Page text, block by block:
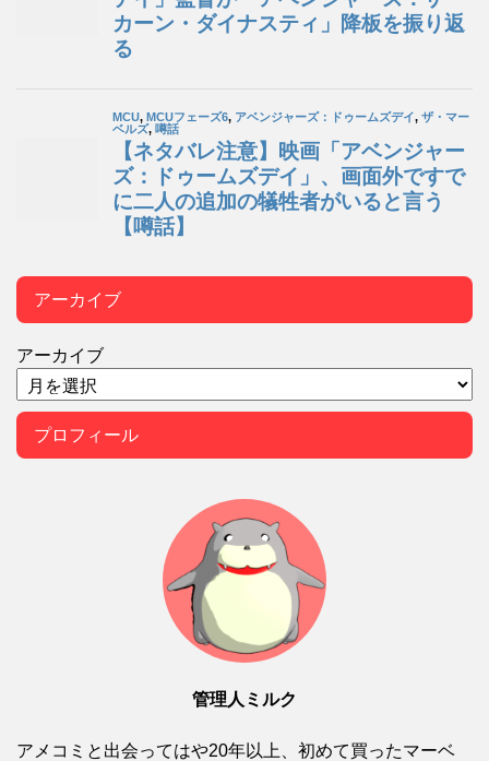
アーカイブ
アーカイブ
プロフィール
管理人ミルク
アメコミと出会ってはや20年以上、初めて買ったマーベ